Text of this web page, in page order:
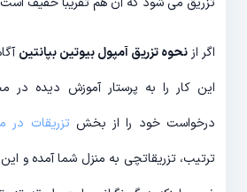
اگر از نحوه تزریق آمپول بیوتین بپانتین
این کار را به پرستار آموزش دیده در
درخواست خود را از بخشتزریقات در
ترتیب، تزریقاتچی به منزل شما آمده و این